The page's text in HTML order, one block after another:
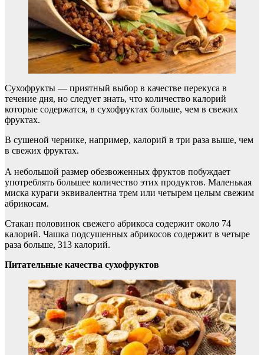
Сухофрукты — приятный выбор в качестве перекуса в
течение дня, но следует знать, что количество калорий
которые содержатся, в сухофруктах больше, чем в свежих
фруктах.
В сушеной чернике, например, калорий в три раза выше, чем
в свежих фруктах.
А небольшой размер обезвоженных фруктов побуждает
употреблять большее количество этих продуктов. Маленькая
миска кураги эквивалентна трем или четырем целым свежим
абрикосам.
Стакан половинок свежего абрикоса содержит около 74
калорий. Чашка подсушенных абрикосов содержит в четыре
раза больше, 313 калорий.
Питательные качества сухофруктов